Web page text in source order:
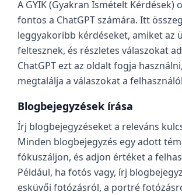
A GYIK (Gyakran Ismételt Kérdések)
fontos a ChatGPT számára. Itt
leggyakoribb kérdéseket, amiket az
feltesznek, és részletes válaszokat
ChatGPT ezt az oldalt fogja
megtalálja a válaszokat a
Blogbejegyzések írása
Írj blogbejegyzéseket a releváns
Minden blogbejegyzés egy adott
fókuszáljon, és adjon értéket a
Például, ha fotós vagy, írj
esküvői fotózásról, a portré